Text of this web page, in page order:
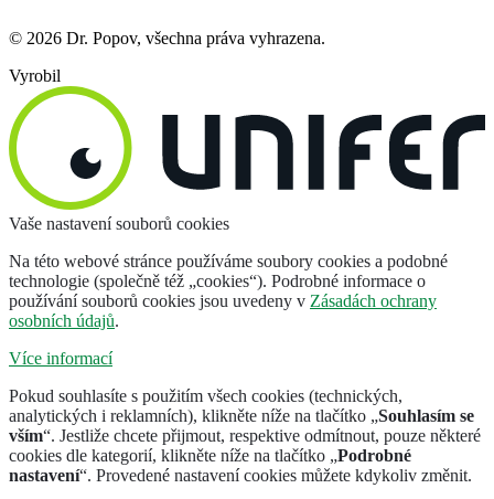
© 2026 Dr. Popov, všechna práva vyhrazena.
Vyrobil
Vaše nastavení souborů cookies
Na této webové stránce používáme soubory cookies a podobné
technologie (společně též „cookies“). Podrobné informace o
používání souborů cookies jsou uvedeny v Zásadách ochrany
osobních údajů.
Více informací
Pokud souhlasíte s použitím všech cookies (technických,
analytických i reklamních), klikněte níže na tlačítko „Souhlasím se
vším“. Jestliže chcete přijmout, respektive odmítnout, pouze některé
cookies dle kategorií, klikněte níže na tlačítko „Podrobné
nastavení“. Provedené nastavení cookies můžete kdykoliv změnit.